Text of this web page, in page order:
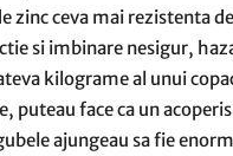
zinc ceva mai rezistenta
si imbinare nesigur,
kilograme al unui
puteau face ca un
ajungeau sa fie